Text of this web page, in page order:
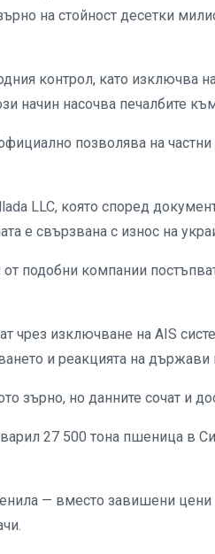
на стойност десетки
контрол, като изключва
начин насочва печалбите
позволява на
LLC, която според
е свързвана с износ на
от подобни компании
чрез изключване на AIS
и реакцията на държави
зърно, но данните сочат и
27 500 тона пшеница в
— вместо завишени